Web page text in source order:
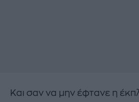
Και σαν να μην έφτανε η